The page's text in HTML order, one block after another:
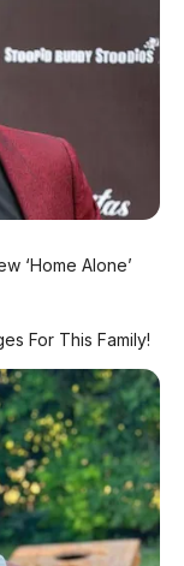
Terrain
‘Home Alone’
For This Family!